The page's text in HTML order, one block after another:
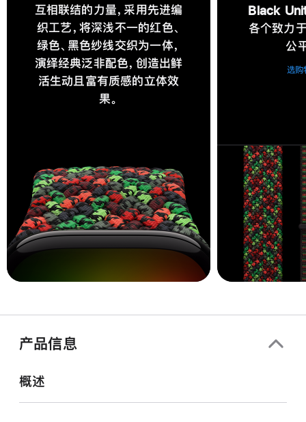
互相联结的力量，采用先进编
织工艺，将深浅不一的红色、
绿色、黑色纱线交织为一体，
演绎经典泛非配色，创造出鲜
活生动且富有质感的立体效
果。
Black
各个致力
公
选购
产品信息
概述